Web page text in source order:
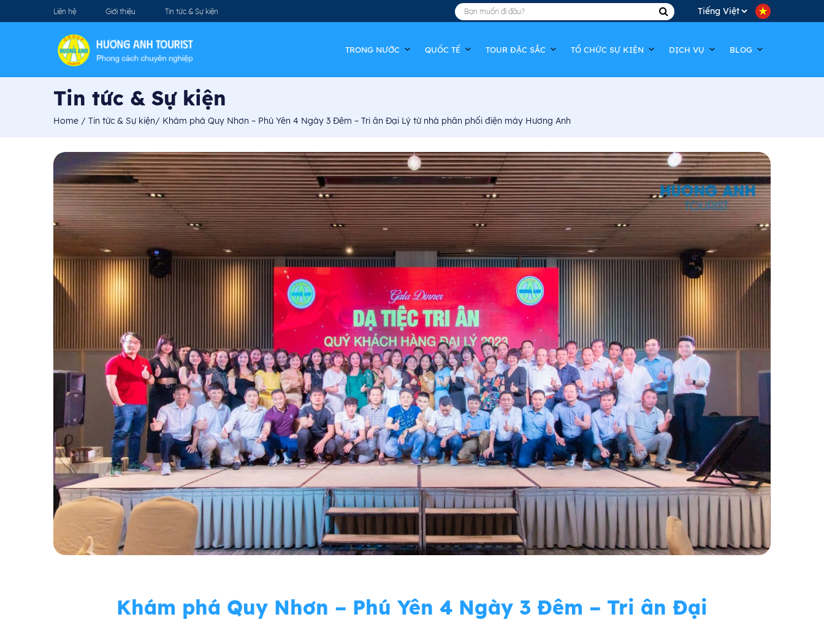
Liên hệ Giới thiệu Tin tức & Sự kiện
Choose
language
TRONG NƯỚC QUỐC TẾ TOUR ĐẶC SẮC TỔ CHỨC SỰ KIỆN DỊCH VỤ BLOG
Tin tức & Sự kiện
Home / Tin tức & Sự kiện/ Khám phá Quy Nhơn – Phú Yên 4 Ngày 3 Đêm – Tri ân Đại Lý từ nhà phân phối điện máy Hương Anh
Khám phá Quy Nhơn – Phú Yên 4 Ngày 3 Đêm – Tri ân Đại